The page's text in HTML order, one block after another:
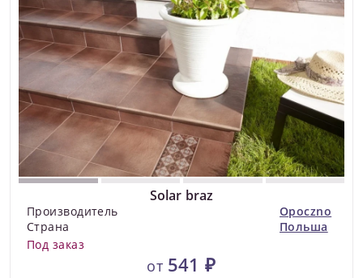
Solar braz
Производитель
Opoczno
Страна
Польша
Под заказ
от 541 ₽